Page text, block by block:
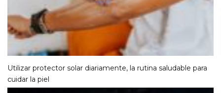
Utilizar protector solar diariamente, la rutina saludable para
cuidar la piel